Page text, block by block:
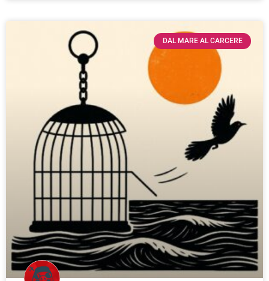
DAL MARE AL CARCERE